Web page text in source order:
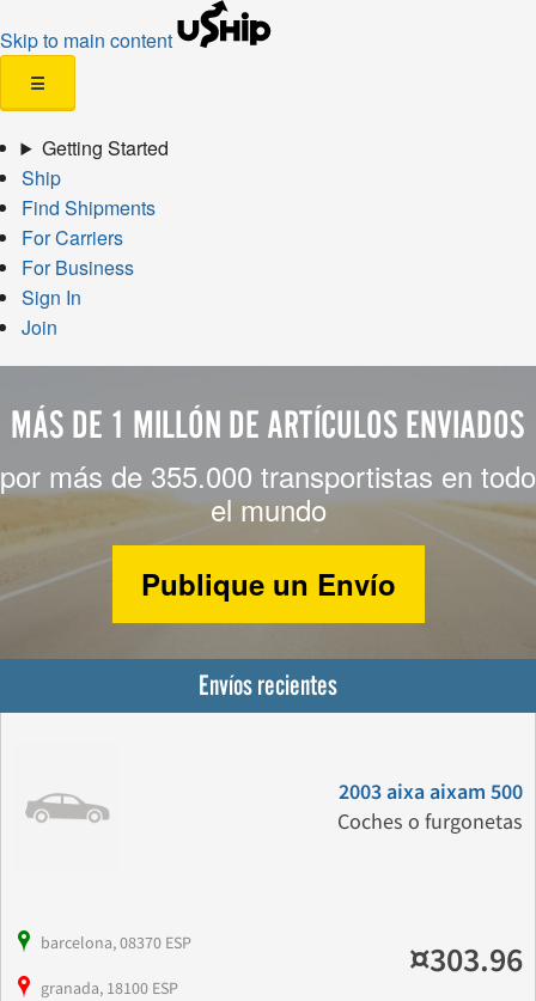
Skip to main content
☰
Getting Started
Ship
Find Shipments
For Carriers
For Business
Sign In
Join
MÁS DE 1 MILLÓN DE ARTÍCULOS ENVIADOS
por más de 355.000 transportistas en todo
el mundo
Publique un Envío
Envíos recientes
2003 aixa aixam 500
Coches o furgonetas
barcelona, 08370 ESP
granada, 18100 ESP
¤303.96